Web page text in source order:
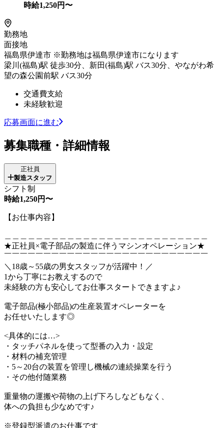
時給1,250円〜
勤務地
面接地
福島県伊達市 ※勤務地は福島県伊達市になります
梁川(福島)駅 徒歩30分、新田(福島)駅 バス30分、やながわ希
望の森公園前駅 バス30分
交通費支給
未経験歓迎
応募画面に進む
募集職種・詳細情報
正社員
製造スタッフ
シフト制
時給1,250円〜
【お仕事内容】
★正社員×電子部品の製造に伴うマシンオペレーション★
￣￣￣￣￣￣￣￣￣￣￣￣￣￣￣￣￣￣￣￣￣￣￣￣￣￣
＼18歳～55歳の男女スタッフが活躍中！／
1から丁寧にお教えするので
未経験の方も安心してお仕事スタートできますよ♪
電子部品(極小部品)の生産装置オペレーターを
お任せいたします◎
<具体的には…>
・タッチパネルを使って型番の入力・設定
・材料の補充管理
・5～20台の装置を管理し機械の連続操業を行う
・その他付随業務
重量物の運搬や荷物の上げ下ろしなどもなく、
体への負担も少なめです♪
※登録型派遣のお仕事です